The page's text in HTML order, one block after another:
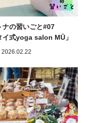
ナの習いごと#07
イ式yoga salon MŪ」
2026.02.22